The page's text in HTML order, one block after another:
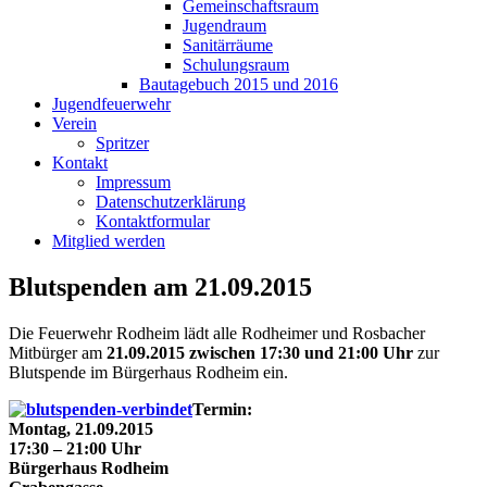
Gemeinschaftsraum
Jugendraum
Sanitärräume
Schulungsraum
Bautagebuch 2015 und 2016
Jugendfeuerwehr
Verein
Spritzer
Kontakt
Impressum
Datenschutzerklärung
Kontaktformular
Mitglied werden
Blutspenden am 21.09.2015
Die Feuerwehr Rodheim lädt alle Rodheimer und Rosbacher
Mitbürger am 21.09.2015 zwischen 17:30 und 21:00 Uhr zur
Blutspende im Bürgerhaus Rodheim ein.
Termin:
Montag, 21.09.2015
17:30 – 21:00 Uhr
Bürgerhaus Rodheim